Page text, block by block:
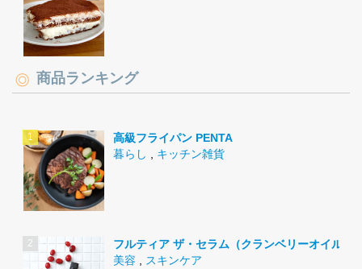
商品ランキング
高級フライパン PENTA
暮らし
キッチン雑貨
フルティア ザ・セラム（クランベリーオイル）
美容
スキンケア